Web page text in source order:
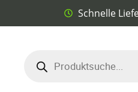
Schnelle